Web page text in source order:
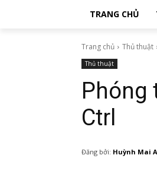
TRANG CHỦ
Trang chủ Thủ thuật
Thủ thuật
Phóng
Ctrl
Đăng bởi: Huỳnh Mai